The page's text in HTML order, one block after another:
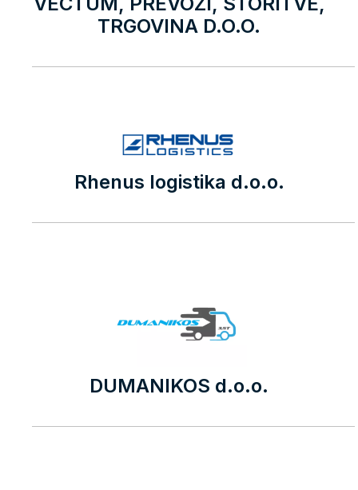
TRGOVINA D.O.O.
Rhenus logistika d.o.o.
DUMANIKOS d.o.o.